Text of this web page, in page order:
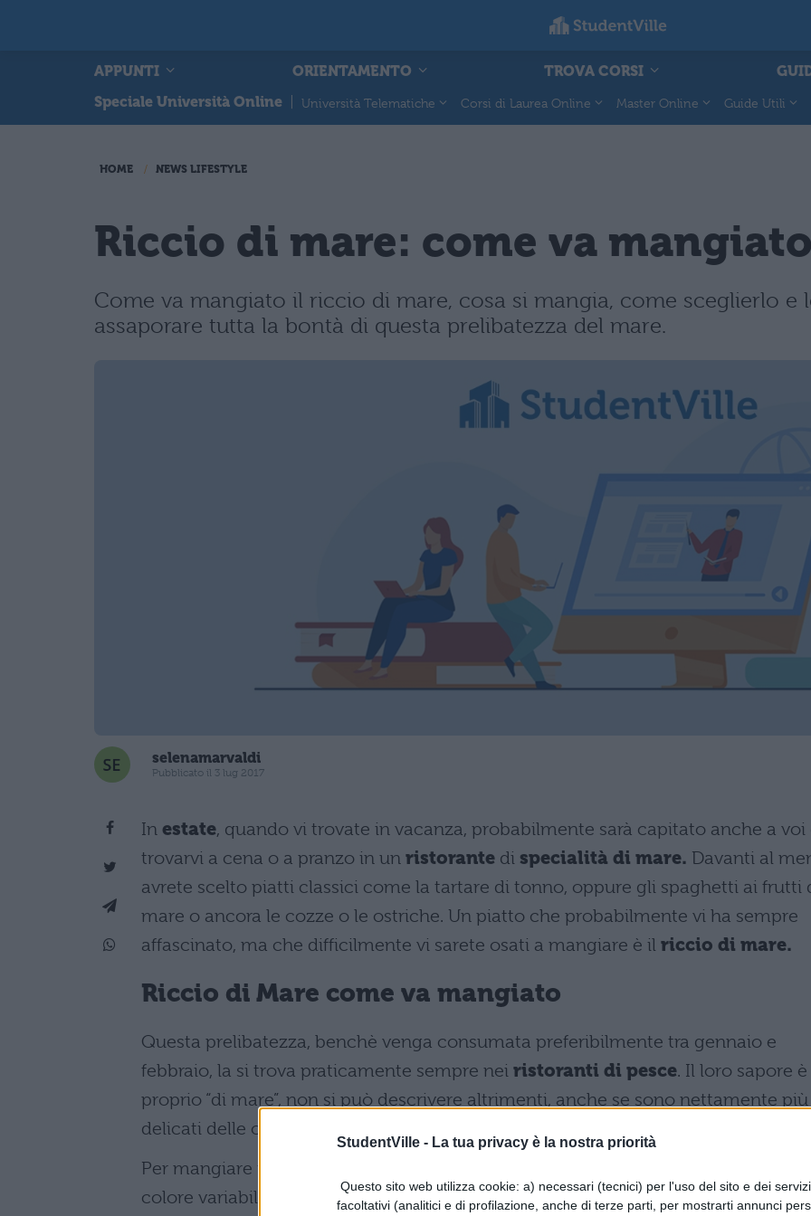
StudentVille - La tua privacy è la nostra priorità
Questo sito web utilizza cookie: a) necessari (tecnici) per l'uso del sito e dei
facoltativi (analitici e di profilazione, anche di terze parti, per mostrarti annunci
APPUNTI ORIENTAMENTO TROVA CORSI
Speciale Università Online
Università Telematiche Corsi di Laurea Online Master Online Guide Utili
HOME NEWS LIFESTYLE
Riccio di mare: come va
Come va mangiato il riccio di mare, cosa si mangia, come sceglierlo e
assaporare tutta la bontà di questa prelibatezza del mare.
selenamarvaldi
Pubblicato il 3 lug 2017
In estate, quando vi trovate in vacanza, probabilmente sarà capitato anche a voi
trovarvi a cena o a pranzo in un ristorante di specialità di mare. Davanti al
avrete scelto piatti classici come la tartare di tonno, oppure gli spaghetti ai frutti
mare o ancora le cozze o le ostriche. Un piatto che probabilmente vi ha sempre
affascinato, ma che difficilmente vi sarete osati a mangiare è il riccio di mare.
Riccio di Mare come va mangiato
Questa prelibatezza, benchè venga consumata preferibilmente tra gennaio e
febbraio, la si trova praticamente sempre nei ristoranti di pesce. Il loro sapore è
proprio “di mare”, non si può descrivere altrimenti, anche se sono nettamente più
delicati delle ostriche e hanno un retrogusto dolce e salato.
Per mangiare i ricci di mare è neccessario sapere che quelli
colore variabile dal nero al viola e si distinguno in Arbacia lixula conosciuta